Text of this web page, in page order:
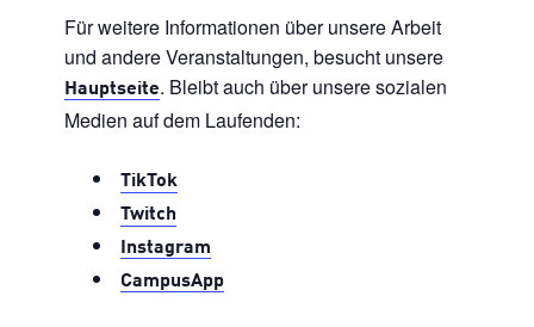
Für weitere Informationen über unsere Arbeit
und andere Veranstaltungen, besucht unsere
Hauptseite. Bleibt auch über unsere sozialen
Medien auf dem Laufenden:
TikTok
Twitch
Instagram
CampusApp